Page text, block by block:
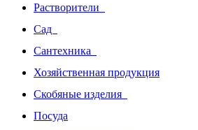
Растворители
Сад
Сантехника
Хозяйственная продукция
Скобяные изделия
Посуда